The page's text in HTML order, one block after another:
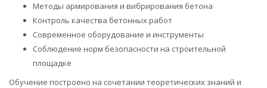
Методы армирования и вибрирования бетона
Контроль качества бетонных работ
Современное оборудование и инструменты
Соблюдение норм безопасности на строительной
площадке
Обучение построено на сочетании теоретических знаний и